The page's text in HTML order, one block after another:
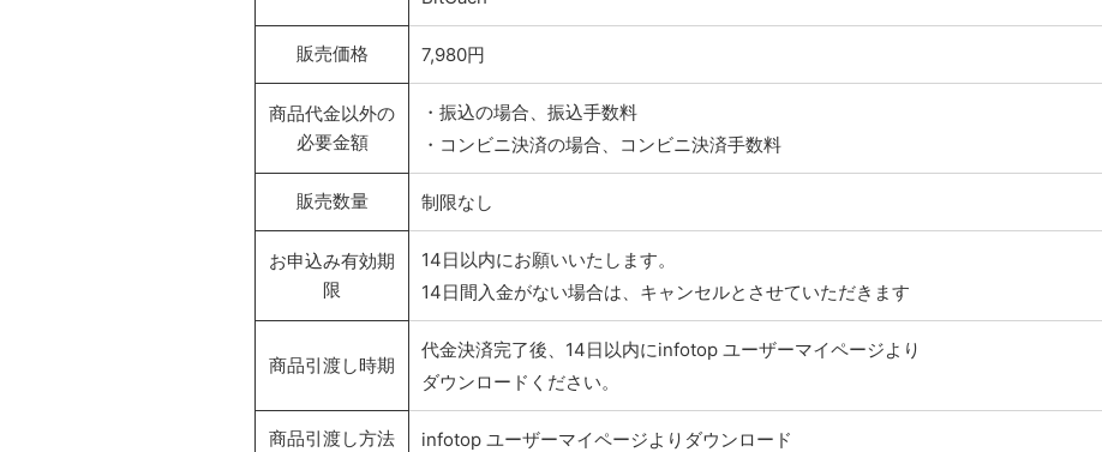
販売価格 7,980円
商品代金以外の
必要金額
・振込の場合、振込手数料
・コンビニ決済の場合、コンビニ決済手数料
販売数量 制限なし
お申込み有効期
限
14日以内にお願いいたします。
14日間入金がない場合は、キャンセルとさせていただきます
商品引渡し時期
代金決済完了後、14日以内にinfotop ユーザーマイページより
ダウンロードください。
商品引渡し方法 infotop ユーザーマイページよりダウンロード